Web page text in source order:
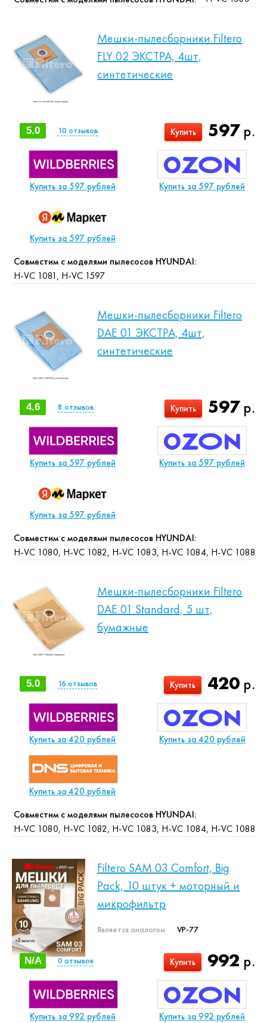
Мешки-пылесборники Filtero
FLY 02 ЭКСТРА, 4шт,
синтетические
597р.
Купить
5.0 10 отзывов
Купить за 597 рублей Купить за 597 рублей
Купить за 597 рублей
Совместим с моделями пылесосов HYUNDAI:
H-VC 1081, H-VC 1597
Мешки-пылесборники Filtero
DAE 01 ЭКСТРА, 4шт,
синтетические
597р.
Купить
4.6 8 отзывов
Купить за 597 рублей Купить за 597 рублей
Купить за 597 рублей
Совместим с моделями пылесосов HYUNDAI:
H-VC 1080, H-VC 1082, H-VC 1083, H-VC 1084, H-VC 1088
Мешки-пылесборники Filtero
DAE 01 Standard, 5 шт,
бумажные
420 р.
Купить
5.0 16 отзывов
Купить за 420 рублей Купить за 420 рублей
Купить за 420 рублей
Совместим с моделями пылесосов HYUNDAI:
H-VC 1080, H-VC 1082, H-VC 1083, H-VC 1084, H-VC 1088
Filtero SAM 03 Comfort, Big
Pack, 10 штук + моторный и
микрофильтр
Является аналогом VP-77
992 р.
Купить
N/A 0отзывов
Купить за 992 рублей Купить за 992 рублей